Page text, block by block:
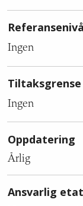
Referansenivå
Ingen
Tiltaksgrense
Ingen
Oppdatering
Årlig
Ansvarlig etat